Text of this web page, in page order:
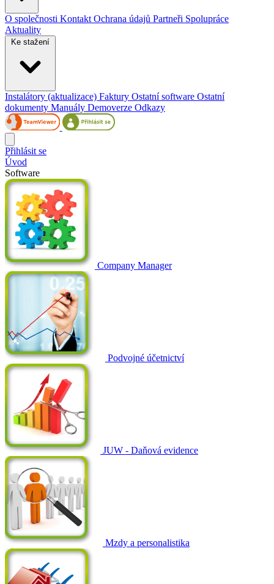
O společnosti Kontakt Ochrana údajů Partneři Spolupráce
Aktuality
Ke stažení
Instalátory (aktualizace) Faktury Ostatní software Ostatní
dokumenty Manuály Demoverze Odkazy
Přihlásit se
Úvod
Software
Company Manager
Podvojné účetnictví
JUW - Daňová evidence
Mzdy a personalistika